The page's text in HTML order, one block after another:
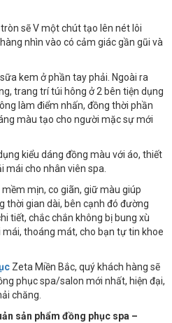
sẽ V một chút tạo lên nét lôi
nhìn vào có cảm giác gần gũi và
kem ở phần tay phải. Ngoài ra
trang trí túi hông ở 2 bên tiện dụng
làm điểm nhấn, đồng thời phần
màu tạo cho người mặc sự mới
kiểu dáng đồng màu với áo, thiết
mái cho nhân viên spa.
mịn, co giãn, giữ màu giúp
thời gian dài, bên cạnh đó đường
tiết, chắc chắn không bị bung xù
thoáng mát, cho bạn tự tin khoe
Zeta Miền Bắc, quý khách hàng sẽ
phục spa/salon mới nhất, hiện đại,
chăng.
sản phẩm đồng phục spa –